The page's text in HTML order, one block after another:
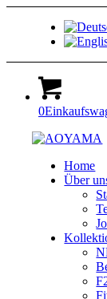
0
Home
Über